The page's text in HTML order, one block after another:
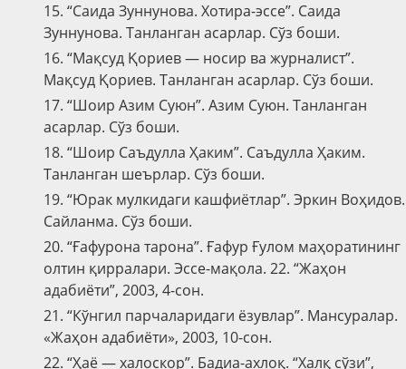
15. “Саида Зуннунова. Хотира-эссе”. Саида
Зуннунова. Танланган асарлар. Сўз боши.
16. “Мақсуд Қориев — носир ва журналист”.
Мақсуд Қориев. Танланган асарлар. Сўз боши.
17. “Шоир Азим Суюн”. Азим Суюн. Танланган
асарлар. Сўз боши.
18. “Шоир Саъдулла Ҳаким”. Саъдулла Ҳаким.
Танланган шеърлар. Сўз боши.
19. “Юрак мулкидаги кашфиётлар”. Эркин Воҳидов.
Сайланма. Сўз боши.
20. “Ғафурона тарона”. Ғафур Ғулом маҳоратининг
олтин қирралари. Эссе-мақола. 22. “Жаҳон
адабиёти”, 2003, 4-сон.
21. “Кўнгил парчаларидаги ёзувлар”. Мансуралар.
«Жаҳон адабиёти», 2003, 10-сон.
22. “Ҳаё — халоскор”. Бадиа-ахлоқ. “Халқ сўзи”,